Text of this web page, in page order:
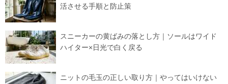
活させる手順と防止策
スニーカーの黄ばみの落とし方｜ソールはワイド
ハイター×日光で白く戻る
ニットの毛玉の正しい取り方｜やってはいけない